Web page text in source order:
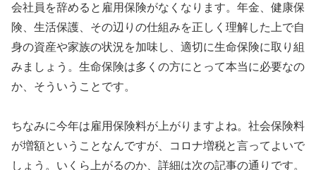
会社員を辞めると雇用保険がなくなります。年金、健康保
険、生活保護、その辺りの仕組みを正しく理解した上で自
身の資産や家族の状況を加味し、適切に生命保険に取り組
みましょう。生命保険は多くの方にとって本当に必要なの
か、そういうことです。
ちなみに今年は雇用保険料が上がりますよね。社会保険料
が増額ということなんですが、コロナ増税と言ってよいで
しょう。いくら上がるのか、詳細は次の記事の通りです。